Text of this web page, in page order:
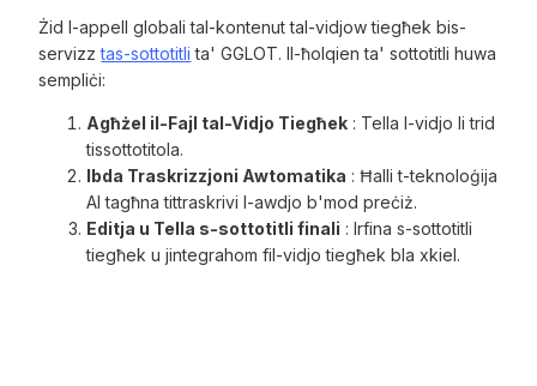
Żid l-appell globali tal-kontenut tal-vidjow tiegħek bis-
servizztas-sottotitli ta' GGLOT. Il-ħolqien ta' sottotitli huwa
sempliċi:
Agħżel il-Fajl tal-Vidjo Tiegħek : Tella l-vidjo li trid
tissottotitola.
Ibda Traskrizzjoni Awtomatika : Ħalli t-teknoloġija
AI tagħna tittraskrivi l-awdjo b'mod preċiż.
Editja u Tella s-sottotitli finali : Irfina s-sottotitli
tiegħek u jintegrahom fil-vidjo tiegħek bla xkiel.